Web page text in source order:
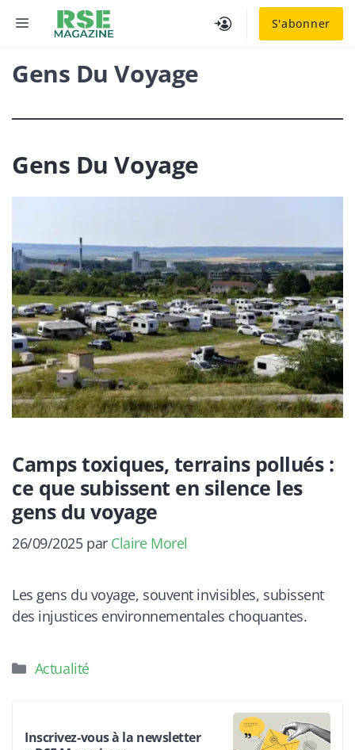
S'abonner
MENU
Gens Du Voyage
Gens Du Voyage
Camps toxiques, terrains pollués :
ce que subissent en silence les
gens du voyage
26/09/2025 par Claire Morel
Les gens du voyage, souvent invisibles, subissent
des injustices environnementales choquantes.
Catégories
Actualité
Inscrivez-vous à la newsletter